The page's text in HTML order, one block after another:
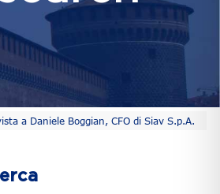
a Daniele Boggian, CFO di Siav S.p.A.